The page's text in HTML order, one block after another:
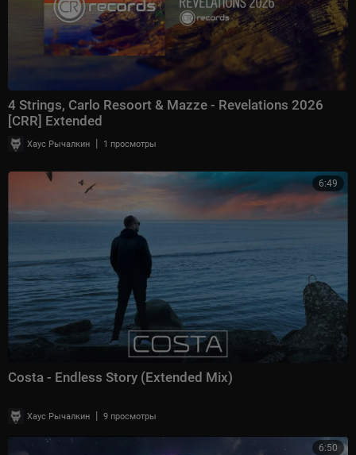
4 Strings, Carlo Resoort & Mazze - Revelations 2026
[CRR] Extended
Хаус Рычалкин | 1 просмотры
6:49
Costa - Endless Story (Extended Mix)
Хаус Рычалкин | 9 просмотры
6:50